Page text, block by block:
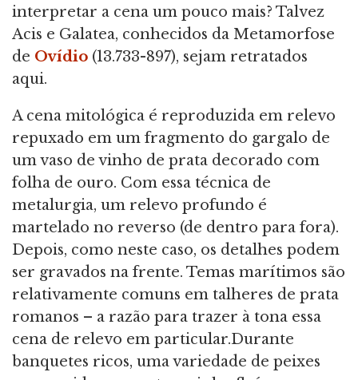
interpretar a cena um pouco mais? Talvez
Acis e Galatea, conhecidos da Metamorfose
de Ovídio (13.733-897), sejam retratados
aqui.
A cena mitológica é reproduzida em relevo
repuxado em um fragmento do gargalo de
um vaso de vinho de prata decorado com
folha de ouro. Com essa técnica de
metalurgia, um relevo profundo é
martelado no reverso (de dentro para fora).
Depois, como neste caso, os detalhes podem
ser gravados na frente. Temas marítimos são
relativamente comuns em talheres de prata
romanos – a razão para trazer à tona essa
cena de relevo em particular.Durante
banquetes ricos, uma variedade de peixes